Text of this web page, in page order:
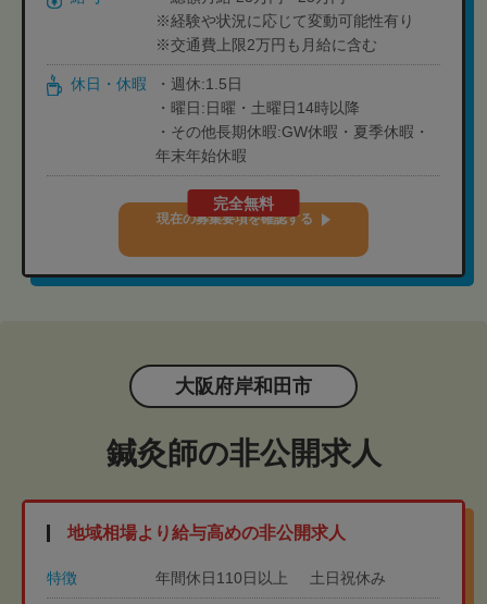
※経験や状況に応じて変動可能性有り
※交通費上限2万円も月給に含む
休日・休暇
・週休:1.5日
・曜日:日曜・土曜日14時以降
・その他長期休暇:GW休暇・夏季休暇・
年末年始休暇
完全無料
現在の募集要項を確認する
大阪府岸和田市
鍼灸師の非公開求人
地域相場より給与高めの非公開求人
特徴 年間休日110日以上 土日祝休み